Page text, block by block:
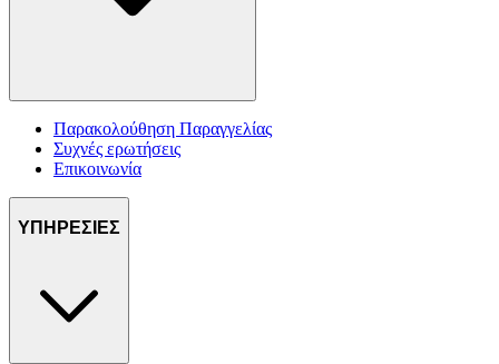
Παρακολούθηση Παραγγελίας
Συχνές ερωτήσεις
Επικοινωνία
ΥΠΗΡΕΣΙΕΣ